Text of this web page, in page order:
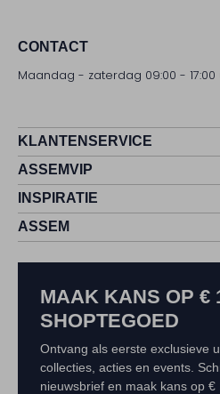
CONTACT
Maandag - zaterdag 09:00 - 17:00
KLANTENSERVICE
ASSEMVIP
INSPIRATIE
ASSEM
MAAK KANS OP €
SHOPTEGOED
Ontvang als eerste exclusieve
collecties, acties en events.
nieuwsbrief en maak kans op €